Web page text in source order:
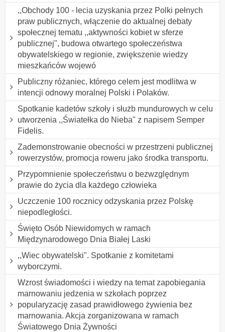
,,Obchody 100 - lecia uzyskania przez Polki pełnych
praw publicznych, włączenie do aktualnej debaty
społecznej tematu ,,aktywności kobiet w sferze
publicznej", budowa otwartego społeczeństwa
obywatelskiego w regionie, zwiększenie wiedzy
mieszkańców wojewó
Publiczny różaniec, którego celem jest modlitwa w
intencji odnowy moralnej Polski i Polaków.
Spotkanie kadetów szkoły i służb mundurowych w celu
utworzenia ,,Światełka do Nieba" z napisem Semper
Fidelis.
Zademonstrowanie obecności w przestrzeni publicznej
rowerzystów, promocja roweru jako środka transportu.
Przypomnienie społeczeństwu o bezwzględnym
prawie do życia dla każdego człowieka
Uczczenie 100 rocznicy odzyskania przez Polskę
niepodległości.
Święto Osób Niewidomych w ramach
Międzynarodowego Dnia Białej Laski
,,Wiec obywatelski". Spotkanie z komitetami
wyborczymi.
Wzrost świadomości i wiedzy na temat zapobiegania
marnowaniu jedzenia w szkołach poprzez
popularyzację zasad prawidłowego żywienia bez
marnowania. Akcja zorganizowana w ramach
Światowego Dnia Żywności